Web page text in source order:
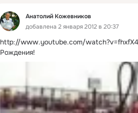
Анатолий Кожевников
добавлена 2 января 2012 в 20:37
http://www.youtube.com/
Рождения!